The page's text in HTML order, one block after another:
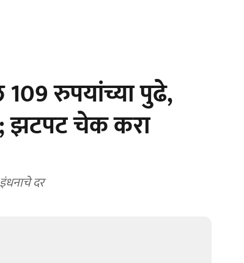
रुपयांच्या पुढे,
झटपट चेक करा
दर